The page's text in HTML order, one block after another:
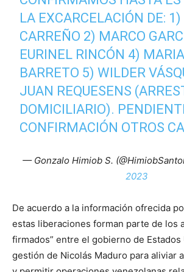
LA EXCARCELACIÓN DE:
CARREÑO 2) MARCO
EURINEL RINCÓN 4)
BARRETO 5) WILDER
JUAN REQUESENS
DOMICILIARIO).
CONFIRMACIÓN OTROS
— Gonzalo Himiob S.
2023
De acuerdo a la información ofrecida
estas liberaciones forman parte de los
firmados” entre el gobierno de Estados
gestión de Nicolás Maduro para aliviar